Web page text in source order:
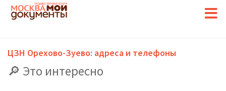
ЦЗН Орехово-Зуево: адреса и телефоны
Это интересно